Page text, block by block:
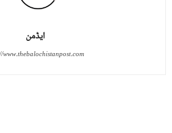
ایڈمن
www.thebalochistanpost.com